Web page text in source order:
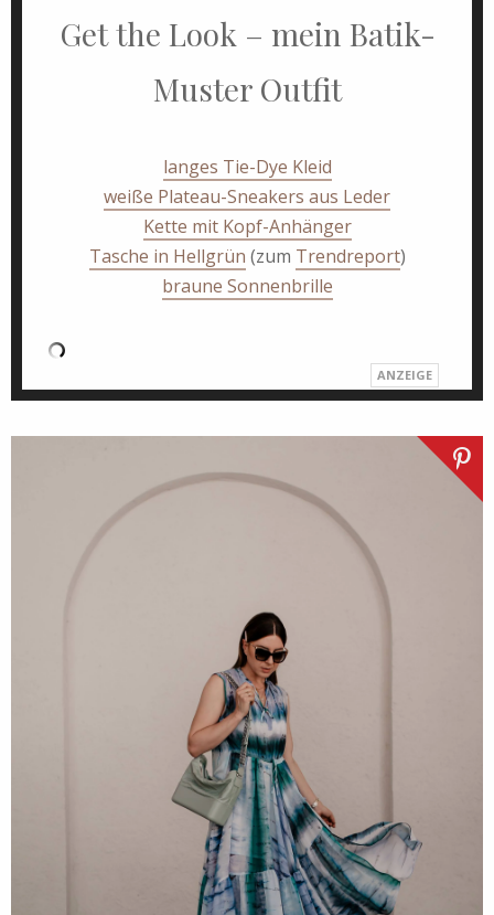
Get the Look – mein Batik-
Muster Outfit
langes Tie-Dye Kleid
weiße Plateau-Sneakers aus Leder
Kette mit Kopf-Anhänger
Tasche in Hellgrün (zum Trendreport)
braune Sonnenbrille